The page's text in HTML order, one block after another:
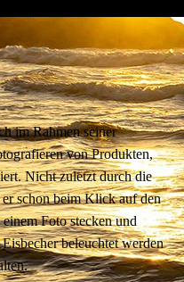
im Rahmen seiner
von Produkten,
Nicht zuletzt durch die
schon beim Klick auf den
Foto stecken und
beleuchtet werden